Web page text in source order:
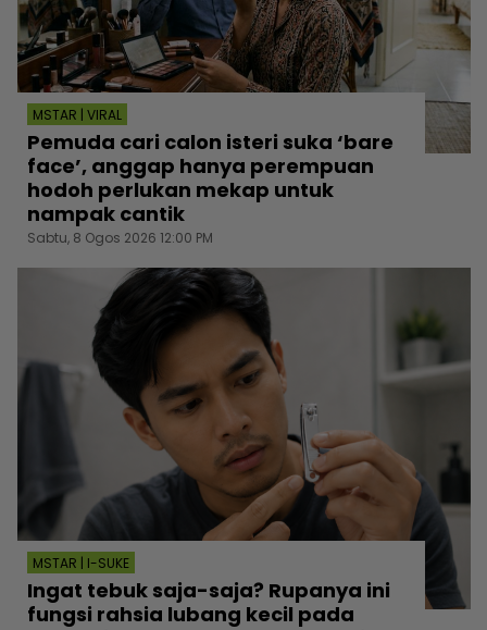
MSTAR | VIRAL
Pemuda cari calon isteri suka ‘bare
face’, anggap hanya perempuan
hodoh perlukan mekap untuk
nampak cantik
Sabtu, 8 Ogos 2026 12:00 PM
MSTAR | I-SUKE
Ingat tebuk saja-saja? Rupanya ini
fungsi rahsia lubang kecil pada